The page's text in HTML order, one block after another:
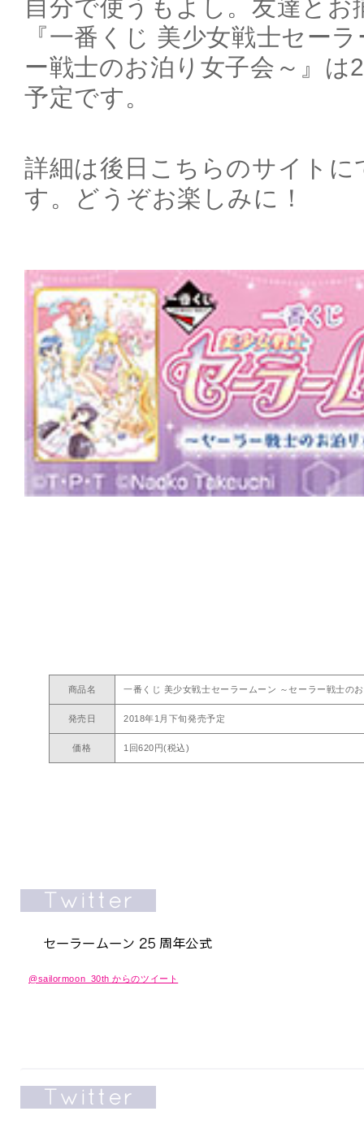
自分で使うもよし。友達と
『一番くじ 美少女戦士セー
ー戦士のお泊り女子会～』は
予定です。
詳細は後日こちらのサイト
す。どうぞお楽しみに！
商品名 一番くじ 美少女戦士セーラームーン ～セーラー戦士の
発売日 2018年1月下旬発売予定
価格 1回620円(税込)
@sailormoon_30th からのツイート